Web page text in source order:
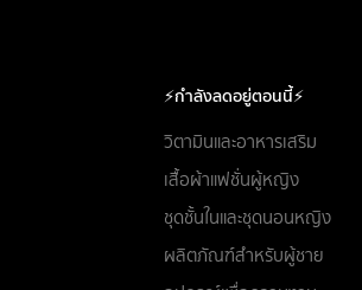
⚡กำลังลดอยู่ตอนนี้⚡
วิตามินและอาหารเสริม
เสื้อผ้าแฟชั่นผู้หญิง
ชุดชั้นในและชุดนอนหญิง
ผลิตภัณฑ์สำหรับผู้ชาย